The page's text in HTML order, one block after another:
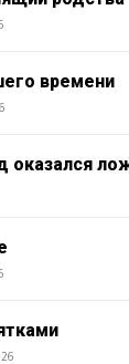
времени
оказался